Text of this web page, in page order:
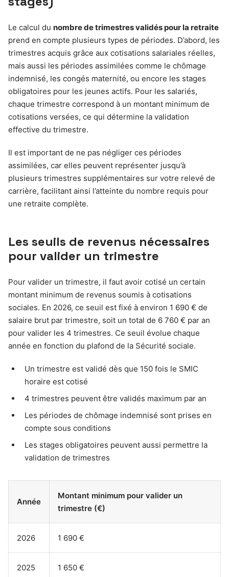
Le calcul du nombre de trimestres validés pour la retraite
prend en compte plusieurs types de périodes. D’abord, les
trimestres acquis grâce aux cotisations salariales réelles,
mais aussi les périodes assimilées comme le chômage
indemnisé, les congés maternité, ou encore les stages
obligatoires pour les jeunes actifs. Pour les salariés,
chaque trimestre correspond à un montant minimum de
cotisations versées, ce qui détermine la validation
effective du trimestre.
Il est important de ne pas négliger ces périodes
assimilées, car elles peuvent représenter jusqu’à
plusieurs trimestres supplémentaires sur votre relevé de
carrière, facilitant ainsi l’atteinte du nombre requis pour
une retraite complète.
Les seuils de revenus nécessaires
pour valider un trimestre
Pour valider un trimestre, il faut avoir cotisé un certain
montant minimum de revenus soumis à cotisations
sociales. En 2026, ce seuil est fixé à environ 1 690 € de
salaire brut par trimestre, soit un total de 6 760 € par an
pour valider les 4 trimestres. Ce seuil évolue chaque
année en fonction du plafond de la Sécurité sociale.
Un trimestre est validé dès que 150 fois le SMIC
horaire est cotisé
4 trimestres peuvent être validés maximum par an
Les périodes de chômage indemnisé sont prises en
compte sous conditions
Les stages obligatoires peuvent aussi permettre la
validation de trimestres
Année
Montant minimum pour valider un
trimestre (€)
2026 1 690 €
2025 1 650 €